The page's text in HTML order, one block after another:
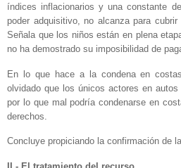
índices inflacionarios y una constante
poder adquisitivo, no alcanza para
Señala que los niños están en plena
no ha demostrado su imposibilidad de
En lo que hace a la condena en
olvidado que los únicos actores en autos
por lo que mal podría condenarse en
derechos.
Concluye propiciando la confirmación de